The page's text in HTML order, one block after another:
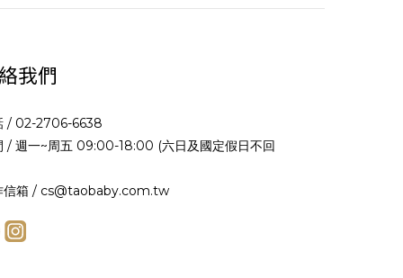
我們
/ 02-2706-6638
/ 週一~周五 09:00-18:00 (六日及國定假日不回
信箱 / cs@taobaby.com.tw